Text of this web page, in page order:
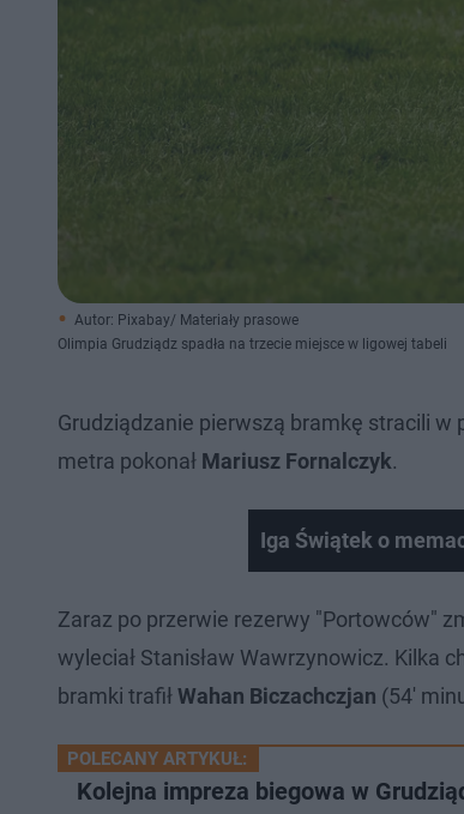
Autor: Pixabay/ Materiały prasowe
Olimpia Grudziądz spadła na trzecie miejsce w ligowej tabeli
Grudziądzanie pierwszą bramkę stracili w
metra pokonał Mariusz Fornalczyk.
Iga Świątek o
Zaraz po przerwie rezerwy "Portowców"
wyleciał Stanisław Wawrzynowicz. Kilka
bramki trafiłWahan Biczachczjan (54'
POLECANY ARTYKUŁ:
Kolejna impreza biegowa w